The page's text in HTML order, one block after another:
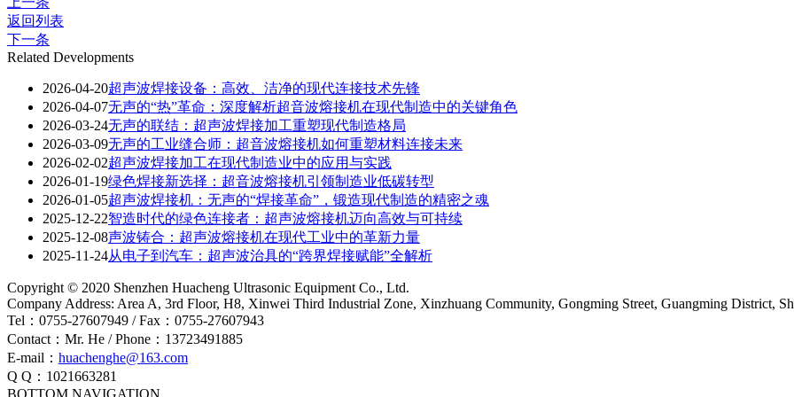
返回列表
下一条
Related Developments
2026-04-20超声波焊接设备：高效、洁净的现代连接技术先锋
2026-04-07无声的“热”革命：深度解析超音波熔接机在现代制造中的关键角色
2026-03-24无声的联结：超声波焊接加工重塑现代制造格局
2026-03-09无声的工业缝合师：超音波熔接机如何重塑材料连接未来
2026-02-02超声波焊接加工在现代制造业中的应用与实践
2026-01-19绿色焊接新选择：超音波熔接机引领制造业低碳转型
2026-01-05超声波焊接机：无声的“焊接革命”，锻造现代制造的精密之魂
2025-12-22智造时代的绿色连接者：超声波熔接机迈向高效与可持续
2025-12-08声波铸合：超声波熔接机在现代工业中的革新力量
2025-11-24从电子到汽车：超声波治具的“跨界焊接赋能”全解析
Copyright © 2020 Shenzhen Huacheng Ultrasonic Equipment Co., Ltd.
Company Address: Area A, 3rd Floor, H8, Xinwei Third Industrial Zone, Xinzhuang Community, Gongming Street, Guangming District,
Tel：0755-27607949 / Fax：0755-27607943
Contact：Mr. He / Phone：13723491885
E-mail： huachenghe@163.com
Q Q：1021663281
BOTTOM NAVIGATION